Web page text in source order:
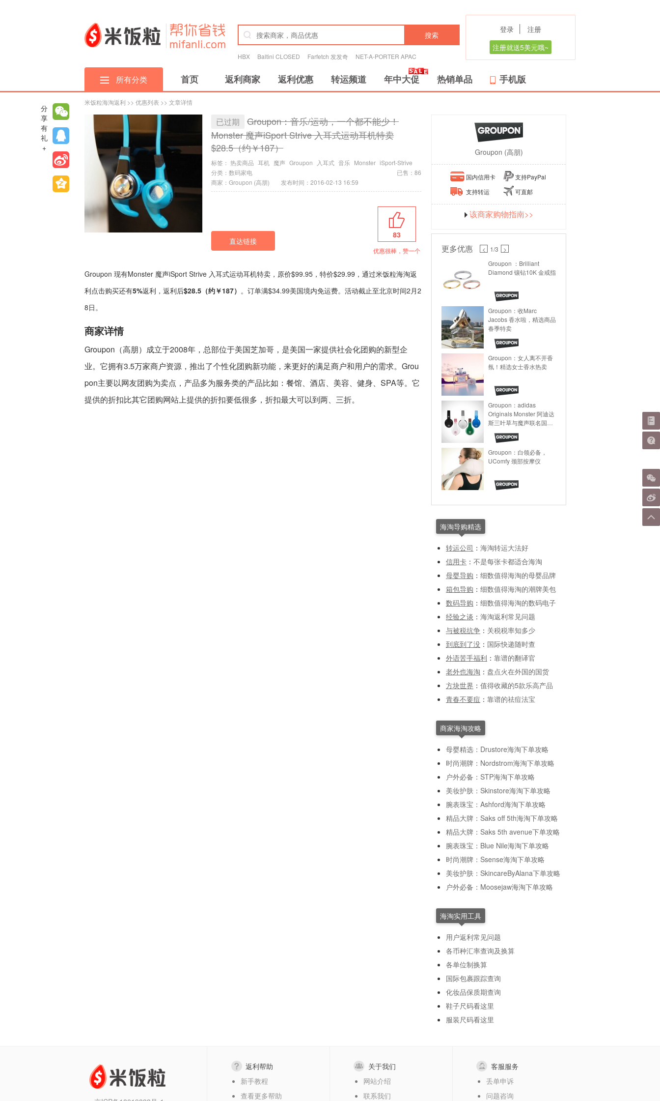
搜索
HBX Baltini CLOSED Farfetch 发发奇 NET-A-PORTER APAC
登录
注册
注册就送5美元哦~
所有分类 首页 返利商家 返利优惠 转运频道 年中大促 热销单品 手机版
米饭粒海淘返利 >> 优惠列表 >> 文章详情
已过期
Groupon：音乐/运动，一个都不能少！
Monster 魔声iSport Strive 入耳式运动耳机特卖
$28.5（约￥187）
标签： 热卖商品 耳机 魔声 Groupon 入耳式 音乐 Monster iSport-Strive
分类： 数码家电
已售：86
商家：Groupon (高朋)
发布时间：2016-02-13 16:59
直达链接
83
优惠很棒，赞一个
Groupon 现有Monster 魔声iSport Strive 入耳式运动耳机特卖，原价$99.95，特价$29.99，通过米饭粒海淘返
利点击购买还有5%返利，返利后$28.5（约￥187） 。订单满$34.99美国境内免运费。活动截止至北京时间2月2
8日。
商家详情
Groupon（高朋）成立于2008年，总部位于美国芝加哥，是美国一家提供社会化团购的新型企
业。它拥有3.5万家商户资源，推出了个性化团购新功能，来更好的满足商户和用户的需求。Grou
pon主要以网友团购为卖点，产品多为服务类的产品比如：餐馆、酒店、美容、健身、SPA等。它
提供的折扣比其它团购网站上提供的折扣要低很多，折扣最大可以到两、三折。
Groupon (高朋)
国内信用卡
支持PayPal
支持转运
可直邮
该商家购物指南>>
更多优惠 < 1/3
>
Groupon ：Brilliant
Diamond 镶钻10K 金戒指
Groupon：收Marc
Jacobs 香水啦，精选商品
春季特卖
Groupon：女人离不开香
氛！精选女士香水热卖
Groupon：adidas
Originals Monster 阿迪达
斯三叶草与魔声联名国家
队限量版耳机热卖
Groupon：白领必备，
UComfy 颈部按摩仪
海淘导购精选
转运公司 ： 海淘转运大法好
信用卡 ： 不是每张卡都适合海淘
母婴导购 ： 细数值得海淘的母婴品牌
箱包导购 ： 细数值得海淘的潮牌美包
数码导购 ： 细数值得海淘的数码电子
经验之谈 ： 海淘返利常见问题
与被税抗争 ： 关税税率知多少
到底到了没 ： 国际快递随时查
外语苦手福利 ： 靠谱的翻译官
老外也海淘 ： 盘点火在外国的国货
方块世界 ： 值得收藏的5款乐高产品
青春不要痘 ： 靠谱的祛痘法宝
商家海淘攻略
母婴精选：Drustore海淘下单攻略
时尚潮牌：Nordstrom海淘下单攻略
户外必备：STP海淘下单攻略
美妆护肤：Skinstore海淘下单攻略
腕表珠宝：Ashford海淘下单攻略
精品大牌：Saks off 5th海淘下单攻略
精品大牌：Saks 5th avenue下单攻略
腕表珠宝：Blue Nile海淘下单攻略
时尚潮牌：Ssense海淘下单攻略
美妆护肤：SkincareByAlana下单攻略
户外必备：Moosejaw海淘下单攻略
海淘实用工具
用户返利常见问题
各币种汇率查询及换算
各单位制换算
国际包裹跟踪查询
化妆品保质期查询
鞋子尺码看这里
服装尺码看这里
分
享
有
礼
+
返利帮助
新手教程
查看更多帮助
关于我们
网站介绍
联系我们
客服服务
丢单申诉
问题咨询